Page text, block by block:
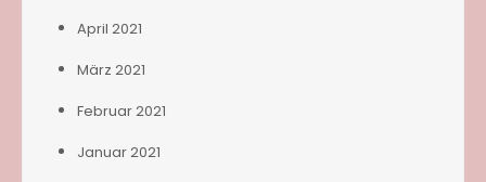
April 2021
März 2021
Februar 2021
Januar 2021